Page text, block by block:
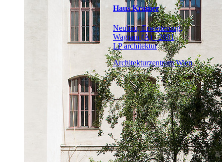
Haus Kramer
Neubau, Erweiterung,
Wagrain (A) - 2001
LP architektur
Architekturzentrum Wien